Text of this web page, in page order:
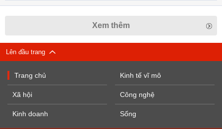
Xem thêm
Lên đầu trang
Trang chủ
Xã hội
Kinh doanh
Kinh tế vĩ mô
Công nghệ
Sống